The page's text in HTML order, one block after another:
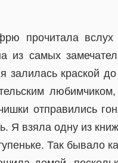
прочитала
из самых
залилась краской
отправились
Я взяла одну из
Так бывало